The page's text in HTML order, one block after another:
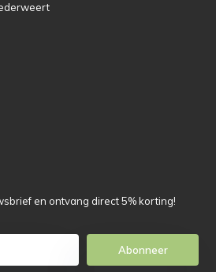
en ontvang direct 5% korting!
Abonneer